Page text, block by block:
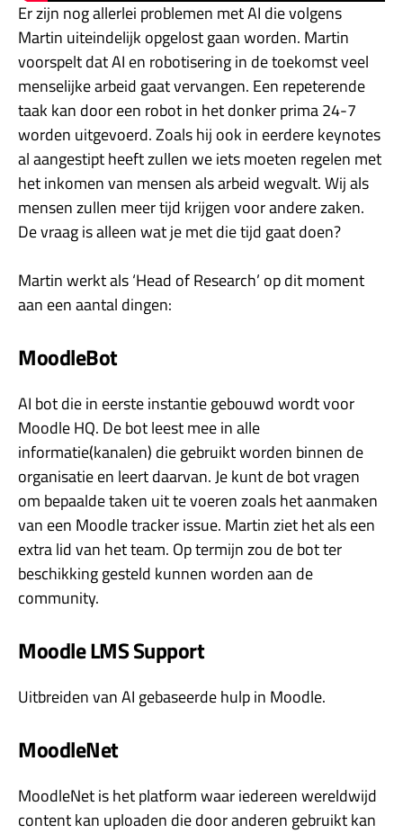
Er zijn nog allerlei problemen met AI die volgens
Martin uiteindelijk opgelost gaan worden. Martin
voorspelt dat AI en robotisering in de toekomst veel
menselijke arbeid gaat vervangen. Een repeterende
taak kan door een robot in het donker prima 24-7
worden uitgevoerd. Zoals hij ook in eerdere keynotes
al aangestipt heeft zullen we iets moeten regelen met
het inkomen van mensen als arbeid wegvalt. Wij als
mensen zullen meer tijd krijgen voor andere zaken.
De vraag is alleen wat je met die tijd gaat doen?
Martin werkt als ‘Head of Research’ op dit moment
aan een aantal dingen:
MoodleBot
AI bot die in eerste instantie gebouwd wordt voor
Moodle HQ. De bot leest mee in alle
informatie(kanalen) die gebruikt worden binnen de
organisatie en leert daarvan. Je kunt de bot vragen
om bepaalde taken uit te voeren zoals het aanmaken
van een Moodle tracker issue. Martin ziet het als een
extra lid van het team. Op termijn zou de bot ter
beschikking gesteld kunnen worden aan de
community.
Moodle LMS Support
Uitbreiden van AI gebaseerde hulp in Moodle.
MoodleNet
MoodleNet is het platform waar iedereen wereldwijd
content kan uploaden die door anderen gebruikt kan